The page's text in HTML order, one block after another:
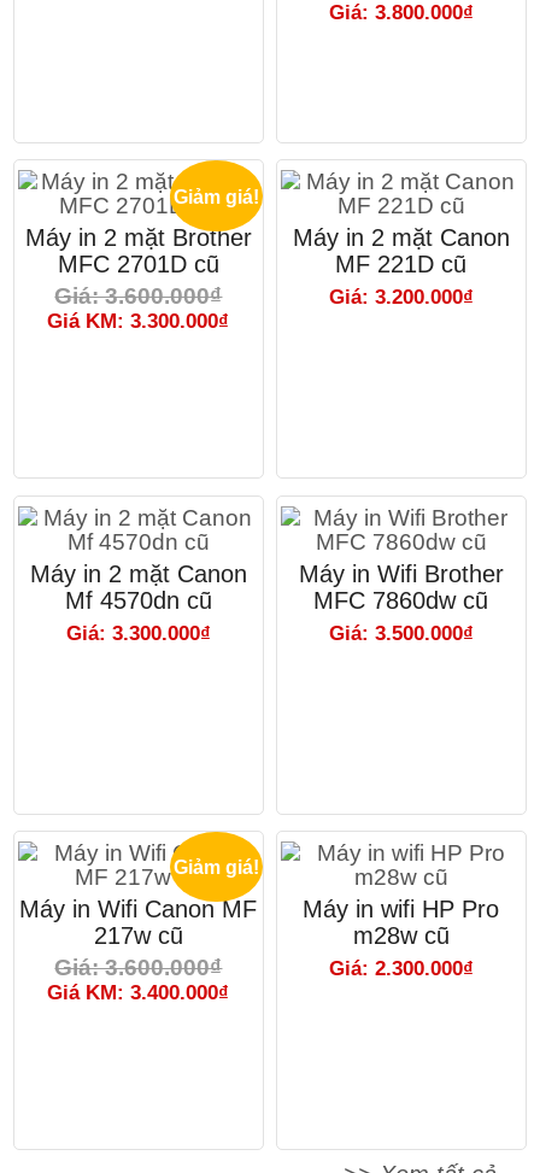
Giá: 3.800.000₫
Giảm giá!
Máy in 2 mặt Brother
MFC 2701D cũ
Giá: 3.600.000₫
Giá KM: 3.300.000₫
Máy in 2 mặt Canon
MF 221D cũ
Giá: 3.200.000₫
Máy in 2 mặt Canon
Mf 4570dn cũ
Giá: 3.300.000₫
Máy in Wifi Brother
MFC 7860dw cũ
Giá: 3.500.000₫
Giảm giá!
Máy in Wifi Canon MF
217w cũ
Giá: 3.600.000₫
Giá KM: 3.400.000₫
Máy in wifi HP Pro
m28w cũ
Giá: 2.300.000₫